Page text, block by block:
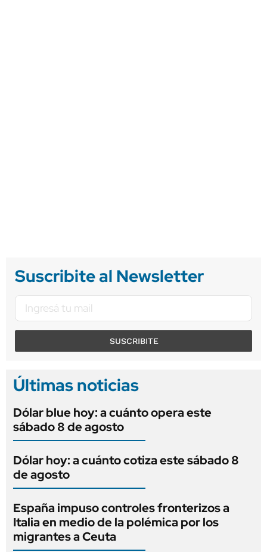
Suscribite al Newsletter
SUSCRIBITE
Últimas noticias
Dólar blue hoy: a cuánto opera este
sábado 8 de agosto
Dólar hoy: a cuánto cotiza este sábado 8
de agosto
España impuso controles fronterizos a
Italia en medio de la polémica por los
migrantes a Ceuta